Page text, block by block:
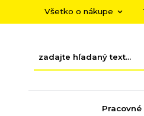
Všetko o nákupe